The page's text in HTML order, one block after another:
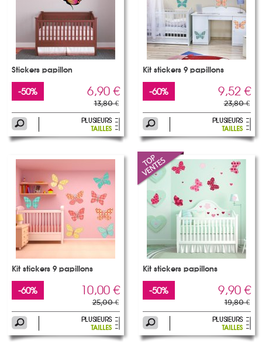
Stickers papillon
-50% 6,90 €
13,80 €
Kit stickers 9 papillons
-60% 9,52 €
23,80 €
Kit stickers 9 papillons
-60% 10,00 €
25,00 €
Kit stickers papillons
-50% 9,90 €
19,80 €